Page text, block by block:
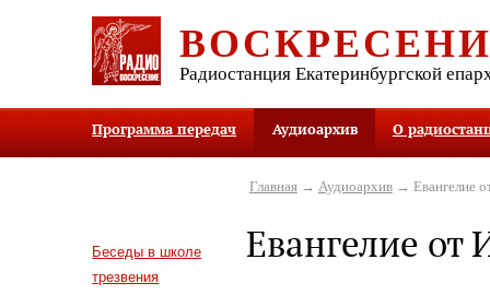
Радиостанция Екатеринбургской
Программа передач Аудиоархив О
Беседы в школе
трезвения
Главная→ Аудиоархив→ Евангелие
Евангелие от